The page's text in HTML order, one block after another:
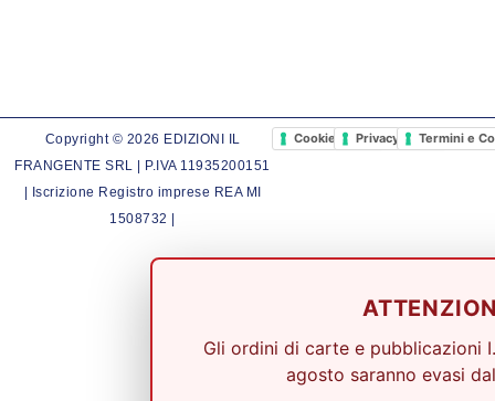
Copyright © 2026 EDIZIONI IL
FRANGENTE SRL | P.IVA 11935200151
| Iscrizione Registro imprese REA MI
1508732 |
Cookie PolicyPrivacy PolicyTermini e
Gli ordini di carte e pubblicazioni
agosto saranno evasi